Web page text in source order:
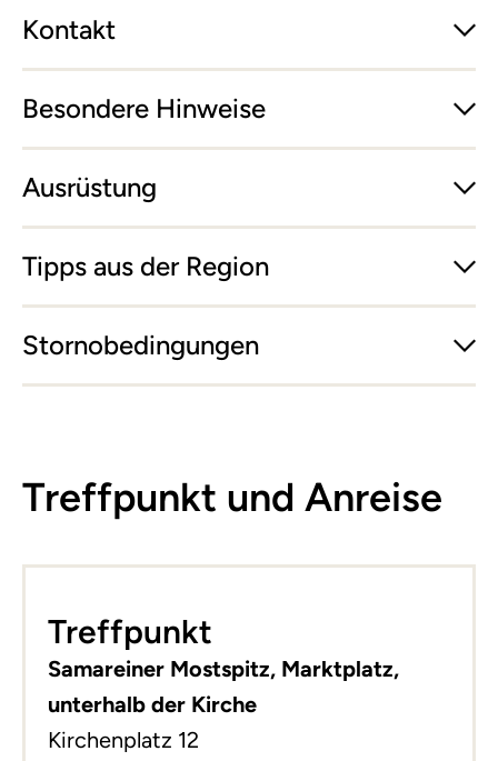
Kontakt
Besondere Hinweise
Ausrüstung
Tipps aus der Region
Stornobedingungen
Treffpunkt und Anreise
−
Treffpunkt
Samareiner Mostspitz, Marktplatz,
unterhalb der Kirche
Kirchenplatz 12